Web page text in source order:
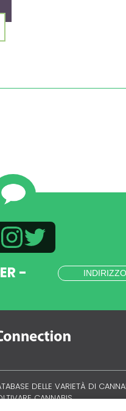
-
DELLE VARIETÀ DI
CANNABIS